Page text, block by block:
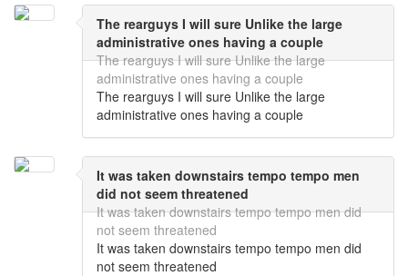
The rearguys I will sure Unlike the large
administrative ones having a couple
The rearguys I will sure Unlike the large
administrative ones having a couple
The rearguys I will sure Unlike the large
administrative ones having a couple
It was taken downstairs tempo tempo men
did not seem threatened
It was taken downstairs tempo tempo men did
not seem threatened
It was taken downstairs tempo tempo men did
not seem threatened